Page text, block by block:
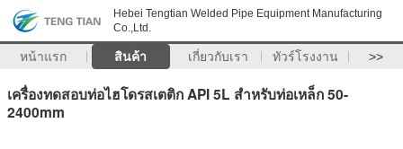
Hebei Tengtian Welded Pipe Equipment Manufacturing
Co.,Ltd.
หน้าแรก สินค้า เกี่ยวกับเรา ทัวร์โรงงาน >>
เครื่องทดสอบท่อไฮโดรสเตติก API 5L สําหรับท่อเหล็ก 50-
2400mm